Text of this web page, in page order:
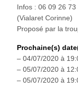
Infos : 06 09 26
(Vialaret Corinne)
Proposé par la
Prochaine(s)
– 04/07/2020 à
– 05/07/2020 à
– 05/07/2020 à